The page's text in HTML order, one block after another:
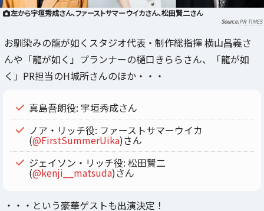
左から宇垣秀成さん、ファーストサマーウイカさん、松田賢二さん
PR TIMES
お馴染みの龍が如くスタジオ代表・制作総指揮 横山昌義さ
んや「龍が如く」プランナーの樋口きららさん、「龍が如
く」PR担当のH城所さんのほか・・・
真島吾朗役: 宇垣秀成さん
ノア・リッチ役: ファーストサマーウイカ
(@FirstSummerUika)さん
ジェイソン・リッチ役: 松田賢二
(@kenji__matsuda)さん
・・・という豪華ゲストも出演決定！